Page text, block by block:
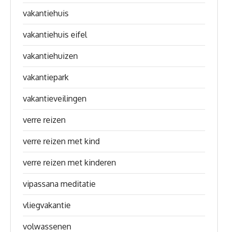
vakantiehuis
vakantiehuis eifel
vakantiehuizen
vakantiepark
vakantieveilingen
verre reizen
verre reizen met kind
verre reizen met kinderen
vipassana meditatie
vliegvakantie
volwassenen